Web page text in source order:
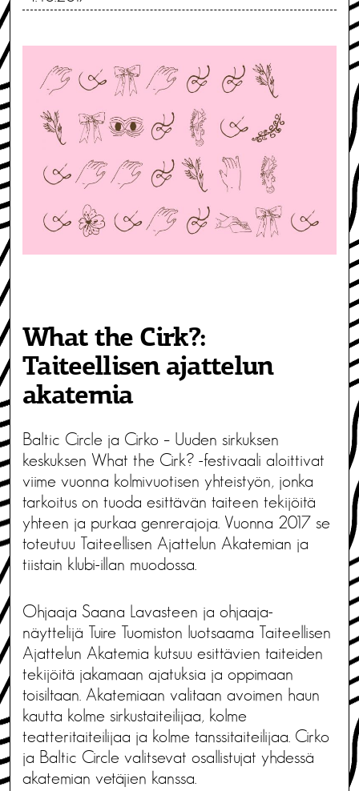
What the Cirk?:
Taiteellisen ajattelun
akatemia
Baltic Circle ja Cirko – Uuden sirkuksen
keskuksen What the Cirk? -festivaali aloittivat
viime vuonna kolmivuotisen yhteistyön, jonka
tarkoitus on tuoda esittävän taiteen tekijöitä
yhteen ja purkaa genrerajoja. Vuonna 2017 se
toteutuu Taiteellisen Ajattelun Akatemian ja
tiistain klubi-illan muodossa.
Ohjaaja Saana Lavasteen ja ohjaaja-
näyttelijä Tuire Tuomiston luotsaama Taiteellisen
Ajattelun Akatemia kutsuu esittävien taiteiden
tekijöitä jakamaan ajatuksia ja oppimaan
toisiltaan. Akatemiaan valitaan avoimen haun
kautta kolme sirkustaiteilijaa, kolme
teatteritaiteilijaa ja kolme tanssitaiteilijaa. Cirko
ja Baltic Circle valitsevat osallistujat yhdessä
akatemian vetäjien kanssa.